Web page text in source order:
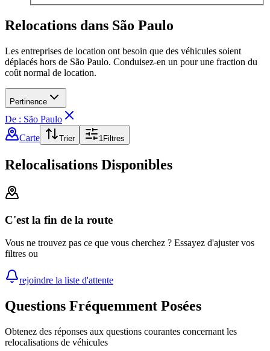
Relocations dans São Paulo
Les entreprises de location ont besoin que des véhicules soient
déplacés hors de São Paulo. Conduisez-en un pour une fraction du
coût normal de location.
Pertinence
De : São Paulo
Carte
Trier 1Filtres
Relocalisations Disponibles
C'est la fin de la route
Vous ne trouvez pas ce que vous cherchez ? Essayez d'ajuster vos
filtres ou
rejoindre la liste d'attente
Questions Fréquemment Posées
Obtenez des réponses aux questions courantes concernant les
relocalisations de véhicules